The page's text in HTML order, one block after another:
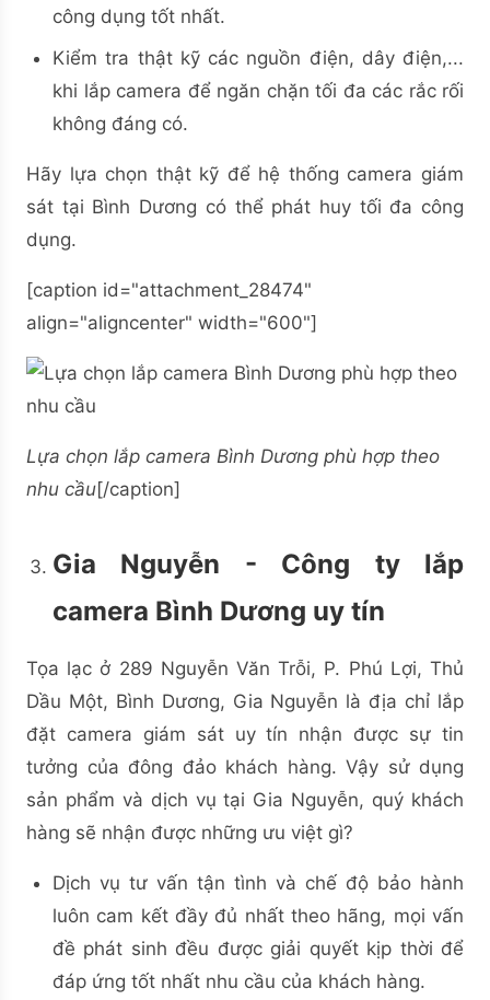
công dụng tốt nhất.
Kiểm tra thật kỹ các nguồn điện, dây điện,...
khi lắp camera để ngăn chặn tối đa các rắc rối
không đáng có.
Hãy lựa chọn thật kỹ để hệ thống camera giám
sát tại Bình Dương có thể phát huy tối đa công
dụng.
[caption id="attachment_28474"
align="aligncenter" width="600"]
Lựa chọn lắp camera Bình Dương phù hợp theo
nhu cầu[/caption]
Gia Nguyễn - Công ty lắp
camera Bình Dương uy tín
Tọa lạc ở 289 Nguyễn Văn Trỗi, P. Phú Lợi, Thủ
Dầu Một, Bình Dương, Gia Nguyễn là địa chỉ lắp
đặt camera giám sát uy tín nhận được sự tin
tưởng của đông đảo khách hàng. Vậy sử dụng
sản phẩm và dịch vụ tại Gia Nguyễn, quý khách
hàng sẽ nhận được những ưu việt gì?
Dịch vụ tư vấn tận tình và chế độ bảo hành
luôn cam kết đầy đủ nhất theo hãng, mọi vấn
đề phát sinh đều được giải quyết kịp thời để
đáp ứng tốt nhất nhu cầu của khách hàng.